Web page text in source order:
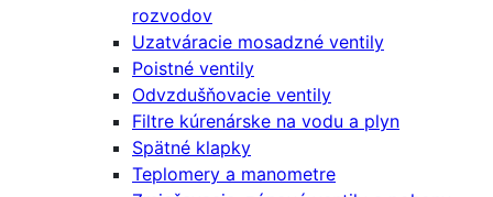
rozvodov
Uzatváracie mosadzné ventily
Poistné ventily
Odvzdušňovacie ventily
Filtre kúrenárske na vodu a plyn
Spätné klapky
Teplomery a manometre